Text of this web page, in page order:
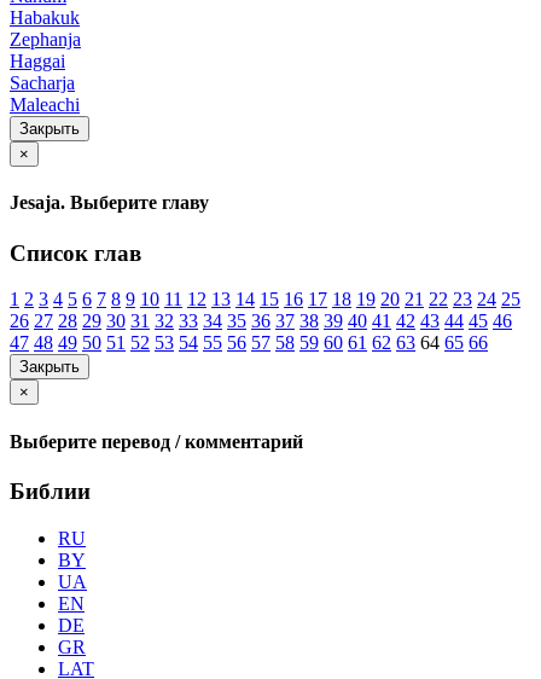
Habakuk
Zephanja
Haggai
Sacharja
Maleachi
Закрыть
×
Jesaja. Выберите главу
Список глав
1 2 3 4 5 6 7 8 9 10 11 12 13 14 15 16 17 18 19 20 21 22 23 24 25
26 27 28 29 30 31 32 33 34 35 36 37 38 39 40 41 42 43 44 45 46
47 48 49 50 51 52 53 54 55 56 57 58 59 60 61 62 63 64 65 66
Закрыть
×
Выберите перевод / комментарий
Библии
RU
BY
UA
EN
DE
GR
LAT